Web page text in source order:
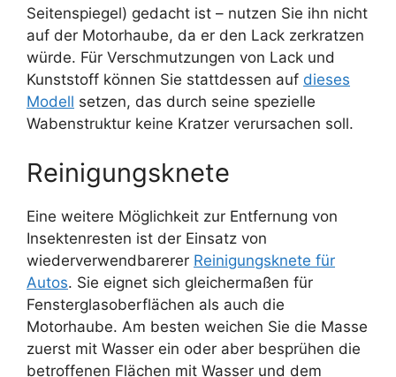
Seitenspiegel) gedacht ist – nutzen Sie ihn nicht
auf der Motorhaube, da er den Lack zerkratzen
würde. Für Verschmutzungen von Lack und
Kunststoff können Sie stattdessen auf dieses
Modell setzen, das durch seine spezielle
Wabenstruktur keine Kratzer verursachen soll.
Reinigungsknete
Eine weitere Möglichkeit zur Entfernung von
Insektenresten ist der Einsatz von
wiederverwendbarerer Reinigungsknete für
Autos. Sie eignet sich gleichermaßen für
Fensterglasoberflächen als auch die
Motorhaube. Am besten weichen Sie die Masse
zuerst mit Wasser ein oder aber besprühen die
betroffenen Flächen mit Wasser und dem